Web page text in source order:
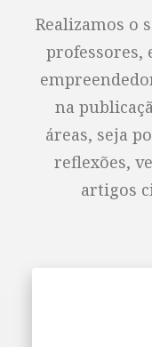
Realizamos o
professores,
na
áreas, seja
reflexões,
artigos